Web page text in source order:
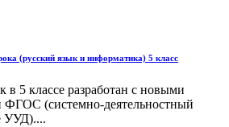
(русский язык и информатика) 5 класс
5 классе разработан с новыми
ФГОС (системно-деятельностный
УУД)....